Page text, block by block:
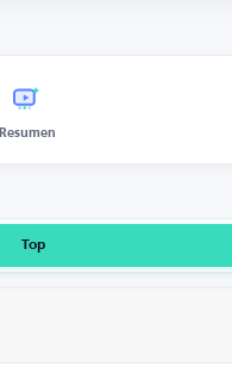
Resumen
Top